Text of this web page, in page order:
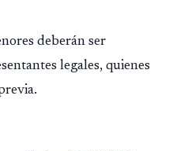
deberán ser
legales, quienes